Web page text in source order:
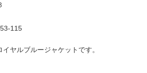
115
ヤルブルージャケットです。